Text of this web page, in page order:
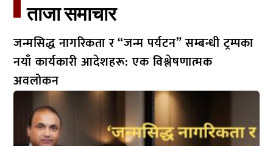
ताजा समाचार​
जन्मसिद्ध नागरिकता र “जन्म पर्यटन” सम्बन्धी ट्रम्पका
नयाँ कार्यकारी आदेशहरू: एक विश्लेषणात्मक
अवलोकन